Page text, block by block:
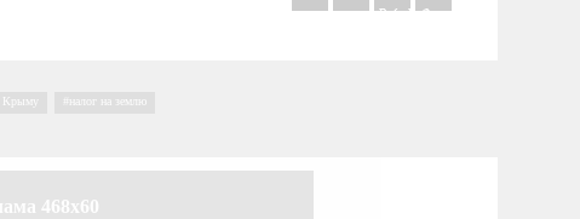
Крыму налог на землю
468x60